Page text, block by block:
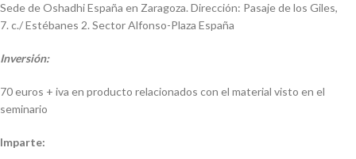
Sede de Oshadhi España en Zaragoza. Dirección: Pasaje de los Giles,
7. c./ Estébanes 2. Sector Alfonso-Plaza España
Inversión:
70 euros + iva en producto relacionados con el material visto en el
seminario
Imparte: